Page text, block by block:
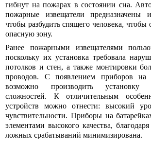
гибнут на пожарах в состоянии сна.
пожарные извещатели предназначены
чтобы разбудить спящего человека, чтобы
опасную зону.
Ранее пожарными извещателями
поскольку их установка требовала
потолков и стен, а также монтировки
проводов. С появлением приборов на
возможно производить установку
сложностей. К отличительным
устройств можно отнести: высокий
чувствительности. Приборы на
элементами высокого качества,
ложных срабатываний минимизирована.